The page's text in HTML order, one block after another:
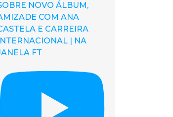
NOVO ÁLBUM,
COM ANA
E CARREIRA
INTERNACIONAL | NA
FT